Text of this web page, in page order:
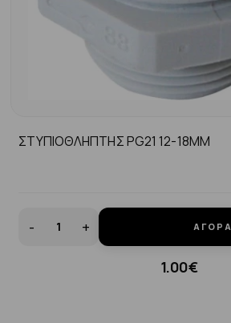
ΣΤΥΠΙΟΘΛΗΠΤΗΣ PG21 12-18MM
- + ΑΓΟΡΆ
1.00€